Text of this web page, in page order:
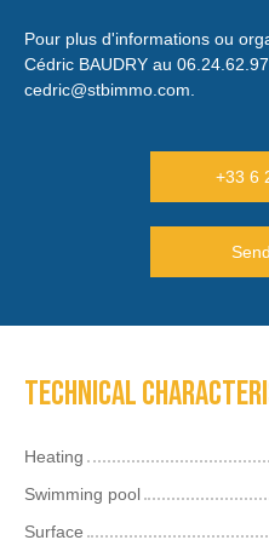
Pour plus d'informations ou
Cédric BAUDRY au
cedric@stbimmo.com.
+33 6
Technical
Heating
Swimming pool
Surface